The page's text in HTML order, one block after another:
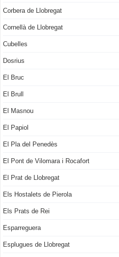
Corbera de Llobregat
Cornellà de Llobregat
Cubelles
Dosrius
El Bruc
El Brull
El Masnou
El Papiol
El Pla del Penedès
El Pont de Vilomara i Rocafort
El Prat de Llobregat
Els Hostalets de Pierola
Els Prats de Rei
Esparreguera
Esplugues de Llobregat